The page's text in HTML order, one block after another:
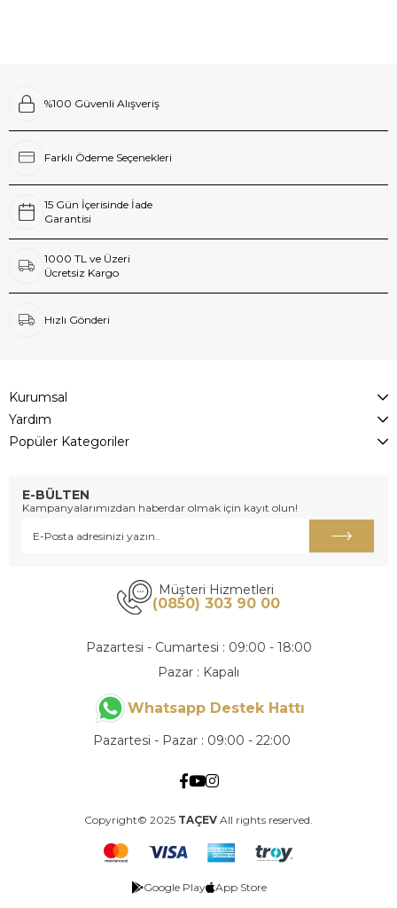
%100 Güvenli Alışveriş
Farklı Ödeme Seçenekleri
15 Gün İçerisinde İade
Garantisi
1000 TL ve Üzeri
Ücretsiz Kargo
Hızlı Gönderi
Kurumsal
Yardım
Popüler Kategoriler
E-BÜLTEN
Kampanyalarımızdan haberdar olmak için kayıt olun!
Müşteri Hizmetleri
(0850) 303 90 00
Pazartesi - Cumartesi : 09:00 - 18:00
Pazar : Kapalı
Whatsapp Destek Hattı
Pazartesi - Pazar : 09:00 - 22:00
Copyright© 2025 TAÇEV All rights reserved.
Google Play App Store